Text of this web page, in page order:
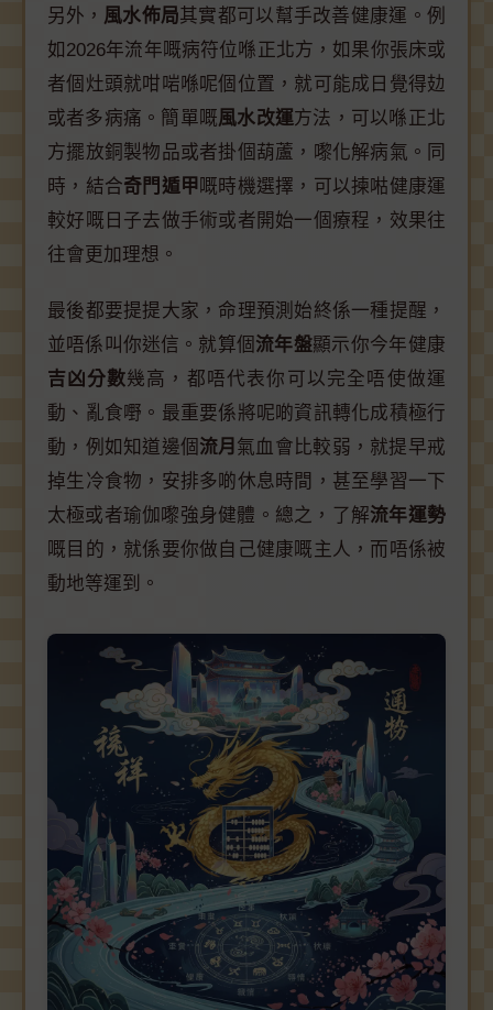
另外， 風水佈局其實都可以幫手改善健康運。例
如2026年流年嘅病符位喺正北方，如果你張床或
者個灶頭就咁啱喺呢個位置，就可能成日覺得攰
或者多病痛。簡單嘅風水改運方法，可以喺正北
方擺放銅製物品或者掛個葫蘆，嚟化解病氣。同
時，結合奇門遁甲嘅時機選擇，可以揀喖健康運
較好嘅日子去做手術或者開始一個療程，效果往
往會更加理想。
最後都要提提大家，命理預測始終係一種提醒，
並唔係叫你迷信。就算個 流年盤顯示你今年健康
吉凶分數幾高，都唔代表你可以完全唔使做運
動、亂食嘢。最重要係將呢啲資訊轉化成積極行
動，例如知道邊個 流月 氣血會比較弱，就提早戒
掉生冷食物，安排多啲休息時間，甚至學習一下
太極或者瑜伽嚟強身健體。總之，了解流年運勢
嘅目的，就係要你做自己健康嘅主人，而唔係被
動地等運到。